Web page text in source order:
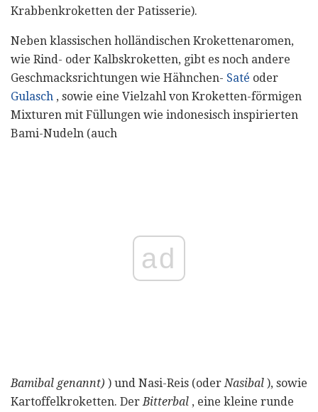
Krabbenkroketten der Patisserie).
Neben klassischen holländischen Krokettenaromen,
wie Rind- oder Kalbskroketten, gibt es noch andere
Geschmacksrichtungen wie Hähnchen- Saté oder
Gulasch , sowie eine Vielzahl von Kroketten-förmigen
Mixturen mit Füllungen wie indonesisch inspirierten
Bami-Nudeln (auch
ad
Bamibal genannt) ) und Nasi-Reis (oder Nasibal ), sowie
Kartoffelkroketten. Der Bitterbal , eine kleine runde